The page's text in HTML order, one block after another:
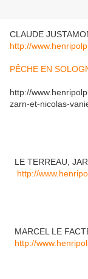
CLAUDE
http://
PÊCHE EN
http://
zarn-et-nicolas-
LE TERREAU,
http://
MARCEL LE
http://